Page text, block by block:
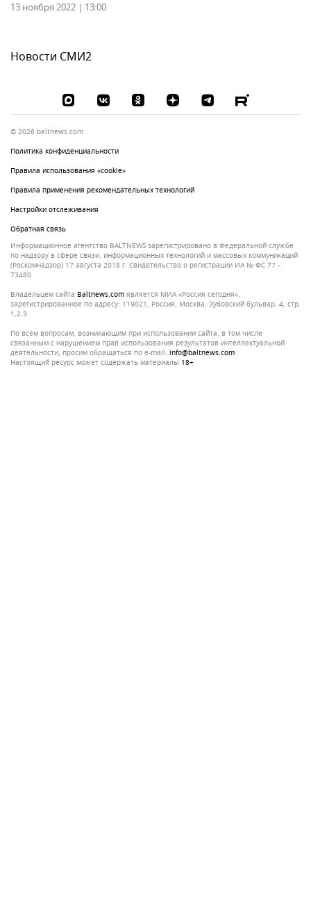
13 ноября 2022 | 13:00
Новости СМИ2
© 2026 baltnews.com
Политика конфиденциальности
Правила использования «cookie»
Правила применения рекомендательных технологий
Настройки отслеживания
Обратная связь
Информационное агентство BALTNEWS зарегистрировано в Федеральной службе
по надзору в сфере связи, информационных технологий и массовых коммуникаций
(Роскомнадзор) 17 августа 2018 г. Свидетельство о регистрации ИА № ФС 77 -
73480
Владельцем сайта
baltnews.com является МИА «Россия сегодня»,
зарегистрированное по адресу: 119021, Россия, Москва, Зубовский бульвар, 4, стр.
1,2.3.
По всем вопросам, возникающим при использовании сайта, в том числе
связанным с нарушением прав использования результатов интеллектуальной
деятельности, просим обращаться по e-mail: info@baltnews.com
Настоящий ресурс может содержать материалы 18+